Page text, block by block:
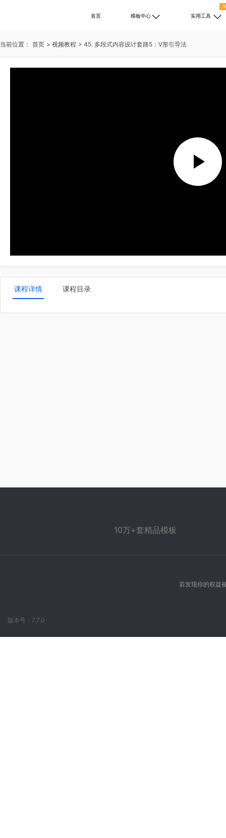
首页 模板中心
实用工具
当前位置： 首页 > 视频教程 > 45. 多段式内容设计套路5：V形引导法
课程详情 课程目录
10万+套精品模板
版本号：7.7.0
若发现你的权益